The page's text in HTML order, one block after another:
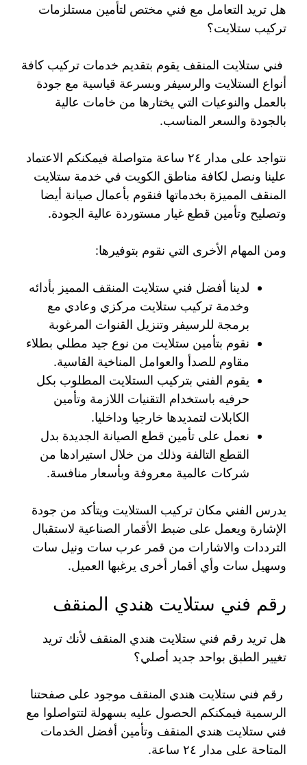
هل تريد التعامل مع فني مختص لتأمين مستلزمات
تركيب ستلايت؟
فني ستلايت المنقف يقوم بتقديم خدمات تركيب كافة
أنواع الستلايت والرسيفر وبسرعة قياسية مع جودة
بالعمل والنوعيات التي يختارها من خامات عالية
بالجودة والسعر المناسب.
نتواجد على مدار ٢٤ ساعة متواصلة فيمكنكم الاعتماد
علينا ونصل لكافة مناطق الكويت في خدمة ستلايت
المنقف المميزة بخدماتها فنقوم بأعمال صيانة أيضا
وتصليح وتأمين قطع غيار مستوردة عالية الجودة.
ومن المهام الأخرى التي نقوم بتوفيرها:
لدينا أفضل فني ستلايت المنقف المميز بأدائه
وخدمة تركيب ستلايت مركزي وعادي مع
برمجة للرسيفر وتنزيل القنوات المرغوبة
نقوم بتأمين ستلايت من نوع جيد مطلي بطلاء
مقاوم للصدأ والعوامل المناخية القاسية.
يقوم الفني بتركيب الستلايت المطلوب بكل
حرفيه باستخدام التقنيات اللازمة وتأمين
الكابلات لتمديدها خارجيا وداخليا.
نعمل على تأمين قطع الصيانة الجديدة بدل
القطع التالفة وذلك من خلال استيرادها من
شركات عالمية معروفة وبأسعار منافسة.
يدرس الفني مكان تركيب الستلايت ويتأكد من جودة
الإشارة ويعمل على ضبط الأقمار الصناعية لاستقبال
الترددات والاشارات من قمر عرب سات ونيل سات
وسهيل سات وأي أقمار أخرى يرغبها العميل.
رقم فني ستلايت هندي المنقف
هل تريد رقم فني ستلايت هندي المنقف لأنك تريد
تغيير الطبق بواحد جديد أصلي؟
رقم فني ستلايت هندي المنقف موجود على صفحتنا
الرسمية فيمكنكم الحصول عليه بسهولة لتتواصلوا مع
فني ستلايت هندي المنقف وتأمين أفضل الخدمات
المتاحة على مدار ٢٤ ساعة.